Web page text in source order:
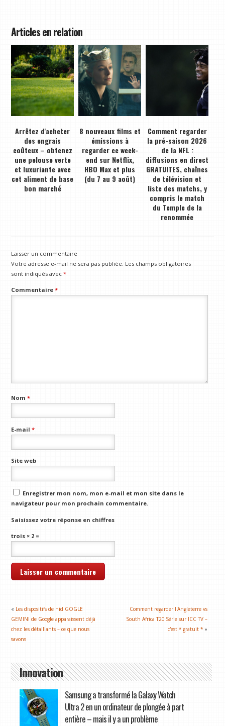
Articles en relation
Arrêtez d'acheter
des engrais
coûteux – obtenez
une pelouse verte
et luxuriante avec
cet aliment de base
bon marché
8 nouveaux films et
émissions à
regarder ce week-
end sur Netflix,
HBO Max et plus
(du 7 au 9 août)
Comment regarder
la pré-saison 2026
de la NFL :
diffusions en direct
GRATUITES, chaînes
de télévision et
liste des matchs, y
compris le match
du Temple de la
renommée
Laisser un commentaire
Votre adresse e-mail ne sera pas publiée. Les champs obligatoires
sont indiqués avec*
Commentaire*
Nom*
E-mail*
Site web
Enregistrer mon nom, mon e-mail et mon site dans le
navigateur pour mon prochain commentaire.
Saisissez votre réponse en chiffres
trois × 2 =
« Les dispositifs de nid GOGLE
GEMINI de Google apparaissent déjà
chez les détaillants – ce que nous
savons
Comment regarder l'Angleterre vs
South Africa T20 Série sur ICC TV –
c'est * gratuit * »
Innovation
Samsung a transformé la Galaxy Watch
Ultra 2 en un ordinateur de plongée à part
entière – mais il y a un problème